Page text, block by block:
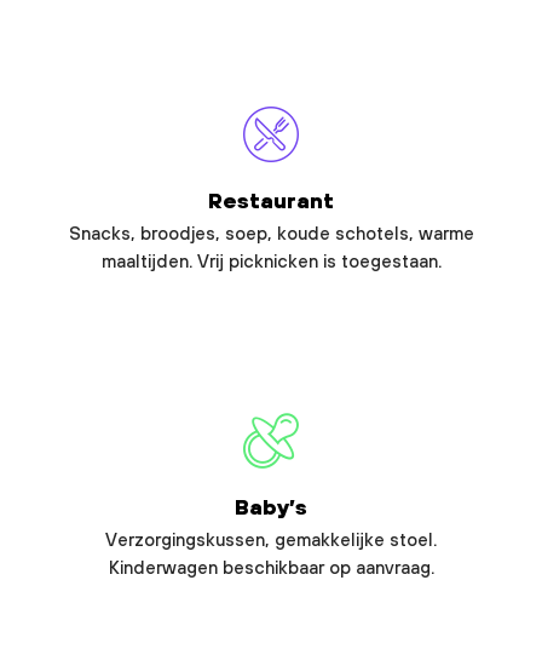
Restaurant
Snacks, broodjes, soep, koude schotels, warme
maaltijden. Vrij picknicken is toegestaan.
Baby’s
Verzorgingskussen, gemakkelijke stoel.
Kinderwagen beschikbaar op aanvraag.